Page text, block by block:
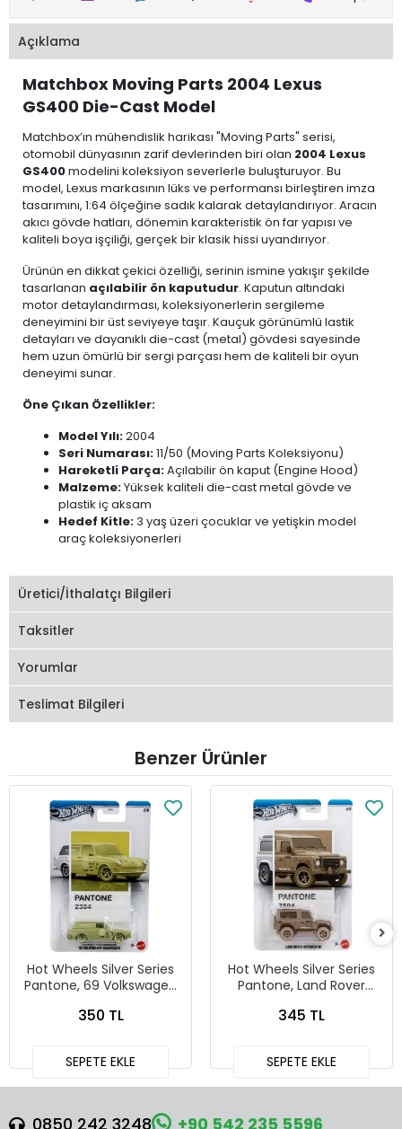
Açıklama
Matchbox Moving Parts 2004 Lexus
GS400 Die-Cast Model
Matchbox’ın mühendislik harikası "Moving Parts" serisi,
otomobil dünyasının zarif devlerinden biri olan 2004 Lexus
GS400modelini koleksiyon severlerle buluşturuyor. Bu
model, Lexus markasının lüks ve performansı birleştiren imza
tasarımını, 1:64 ölçeğine sadık kalarak detaylandırıyor. Aracın
akıcı gövde hatları, dönemin karakteristik ön far yapısı ve
kaliteli boya işçiliği, gerçek bir klasik hissi uyandırıyor.
Ürünün en dikkat çekici özelliği, serinin ismine yakışır şekilde
tasarlanan açılabilir ön kaputudur. Kaputun altındaki
motor detaylandırması, koleksiyonerlerin sergileme
deneyimini bir üst seviyeye taşır. Kauçuk görünümlü lastik
detayları ve dayanıklı die-cast (metal) gövdesi sayesinde
hem uzun ömürlü bir sergi parçası hem de kaliteli bir oyun
deneyimi sunar.
Öne Çıkan Özellikler:
Model Yılı:2004
Seri Numarası:11/50 (Moving Parts Koleksiyonu)
Hareketli Parça:Açılabilir ön kaput (Engine Hood)
Malzeme:Yüksek kaliteli die-cast metal gövde ve
plastik iç aksam
Hedef Kitle:3 yaş üzeri çocuklar ve yetişkin model
araç koleksiyonerleri
Üretici/İthalatçı Bilgileri
Taksitler
Yorumlar
Teslimat Bilgileri
Benzer Ürünler
Hot Wheels Silver Series
Pantone, 69 Volkswagen
350 TL
SEPETE EKLE
Hot Wheels Silver Series
Pantone, Land Rover
345 TL
SEPETE EKLE
0850 242 3248 +90 542 235 5596